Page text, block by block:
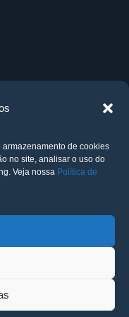
armazenamento de cookies
no site, analisar o uso do
Veja nossa Política de